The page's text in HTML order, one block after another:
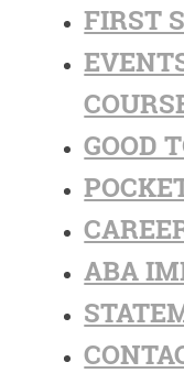
FIRST
GOOD
ABA